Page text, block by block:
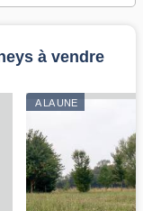
à vendre
A LA UNE